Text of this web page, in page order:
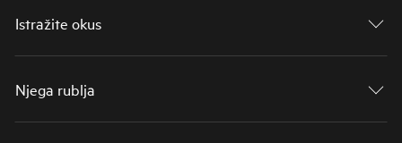
Istražite okus
Njega rublja